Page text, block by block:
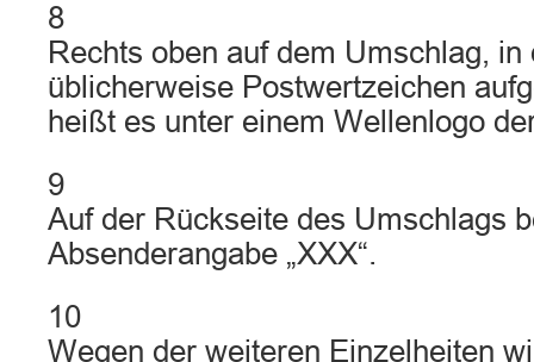
8
Rechts oben auf dem Umschlag,
üblicherweise Postwertzeichen
heißt es unter einem Wellenlogo
9
Auf der Rückseite des Umschlags
Absenderangabe „XXX“.
10
Wegen der weiteren Einzelheiten